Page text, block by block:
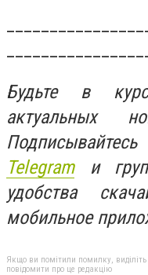
Будьте в
актуальных
Telegramи
удобства
мобильное
Якщо ви помітили помилку, виділіть
повідомити про це редакцію